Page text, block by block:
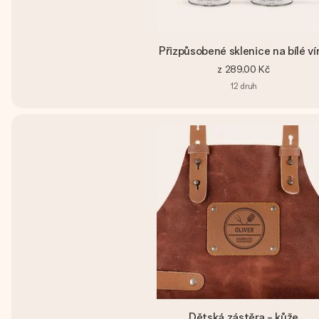
Přizpůsobené sklenice na bílé
z 289,00 Kč
12 druh